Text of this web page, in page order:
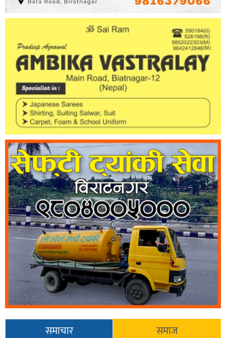
समाचार समाज